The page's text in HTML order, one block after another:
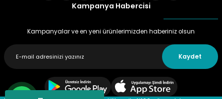
Kampanya Habercisi
Kampanyalar ve en yeni ürünlerimizden haberiniz olsun
Kaydet